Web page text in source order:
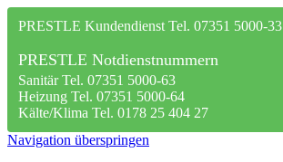
PRESTLE Kundendienst Tel. 07351 5000-33
PRESTLE Notdienstnummern
Sanitär Tel. 07351 5000-63
Heizung Tel. 07351 5000-64
Kälte/Klima Tel. 0178 25 404 27
Navigation überspringen